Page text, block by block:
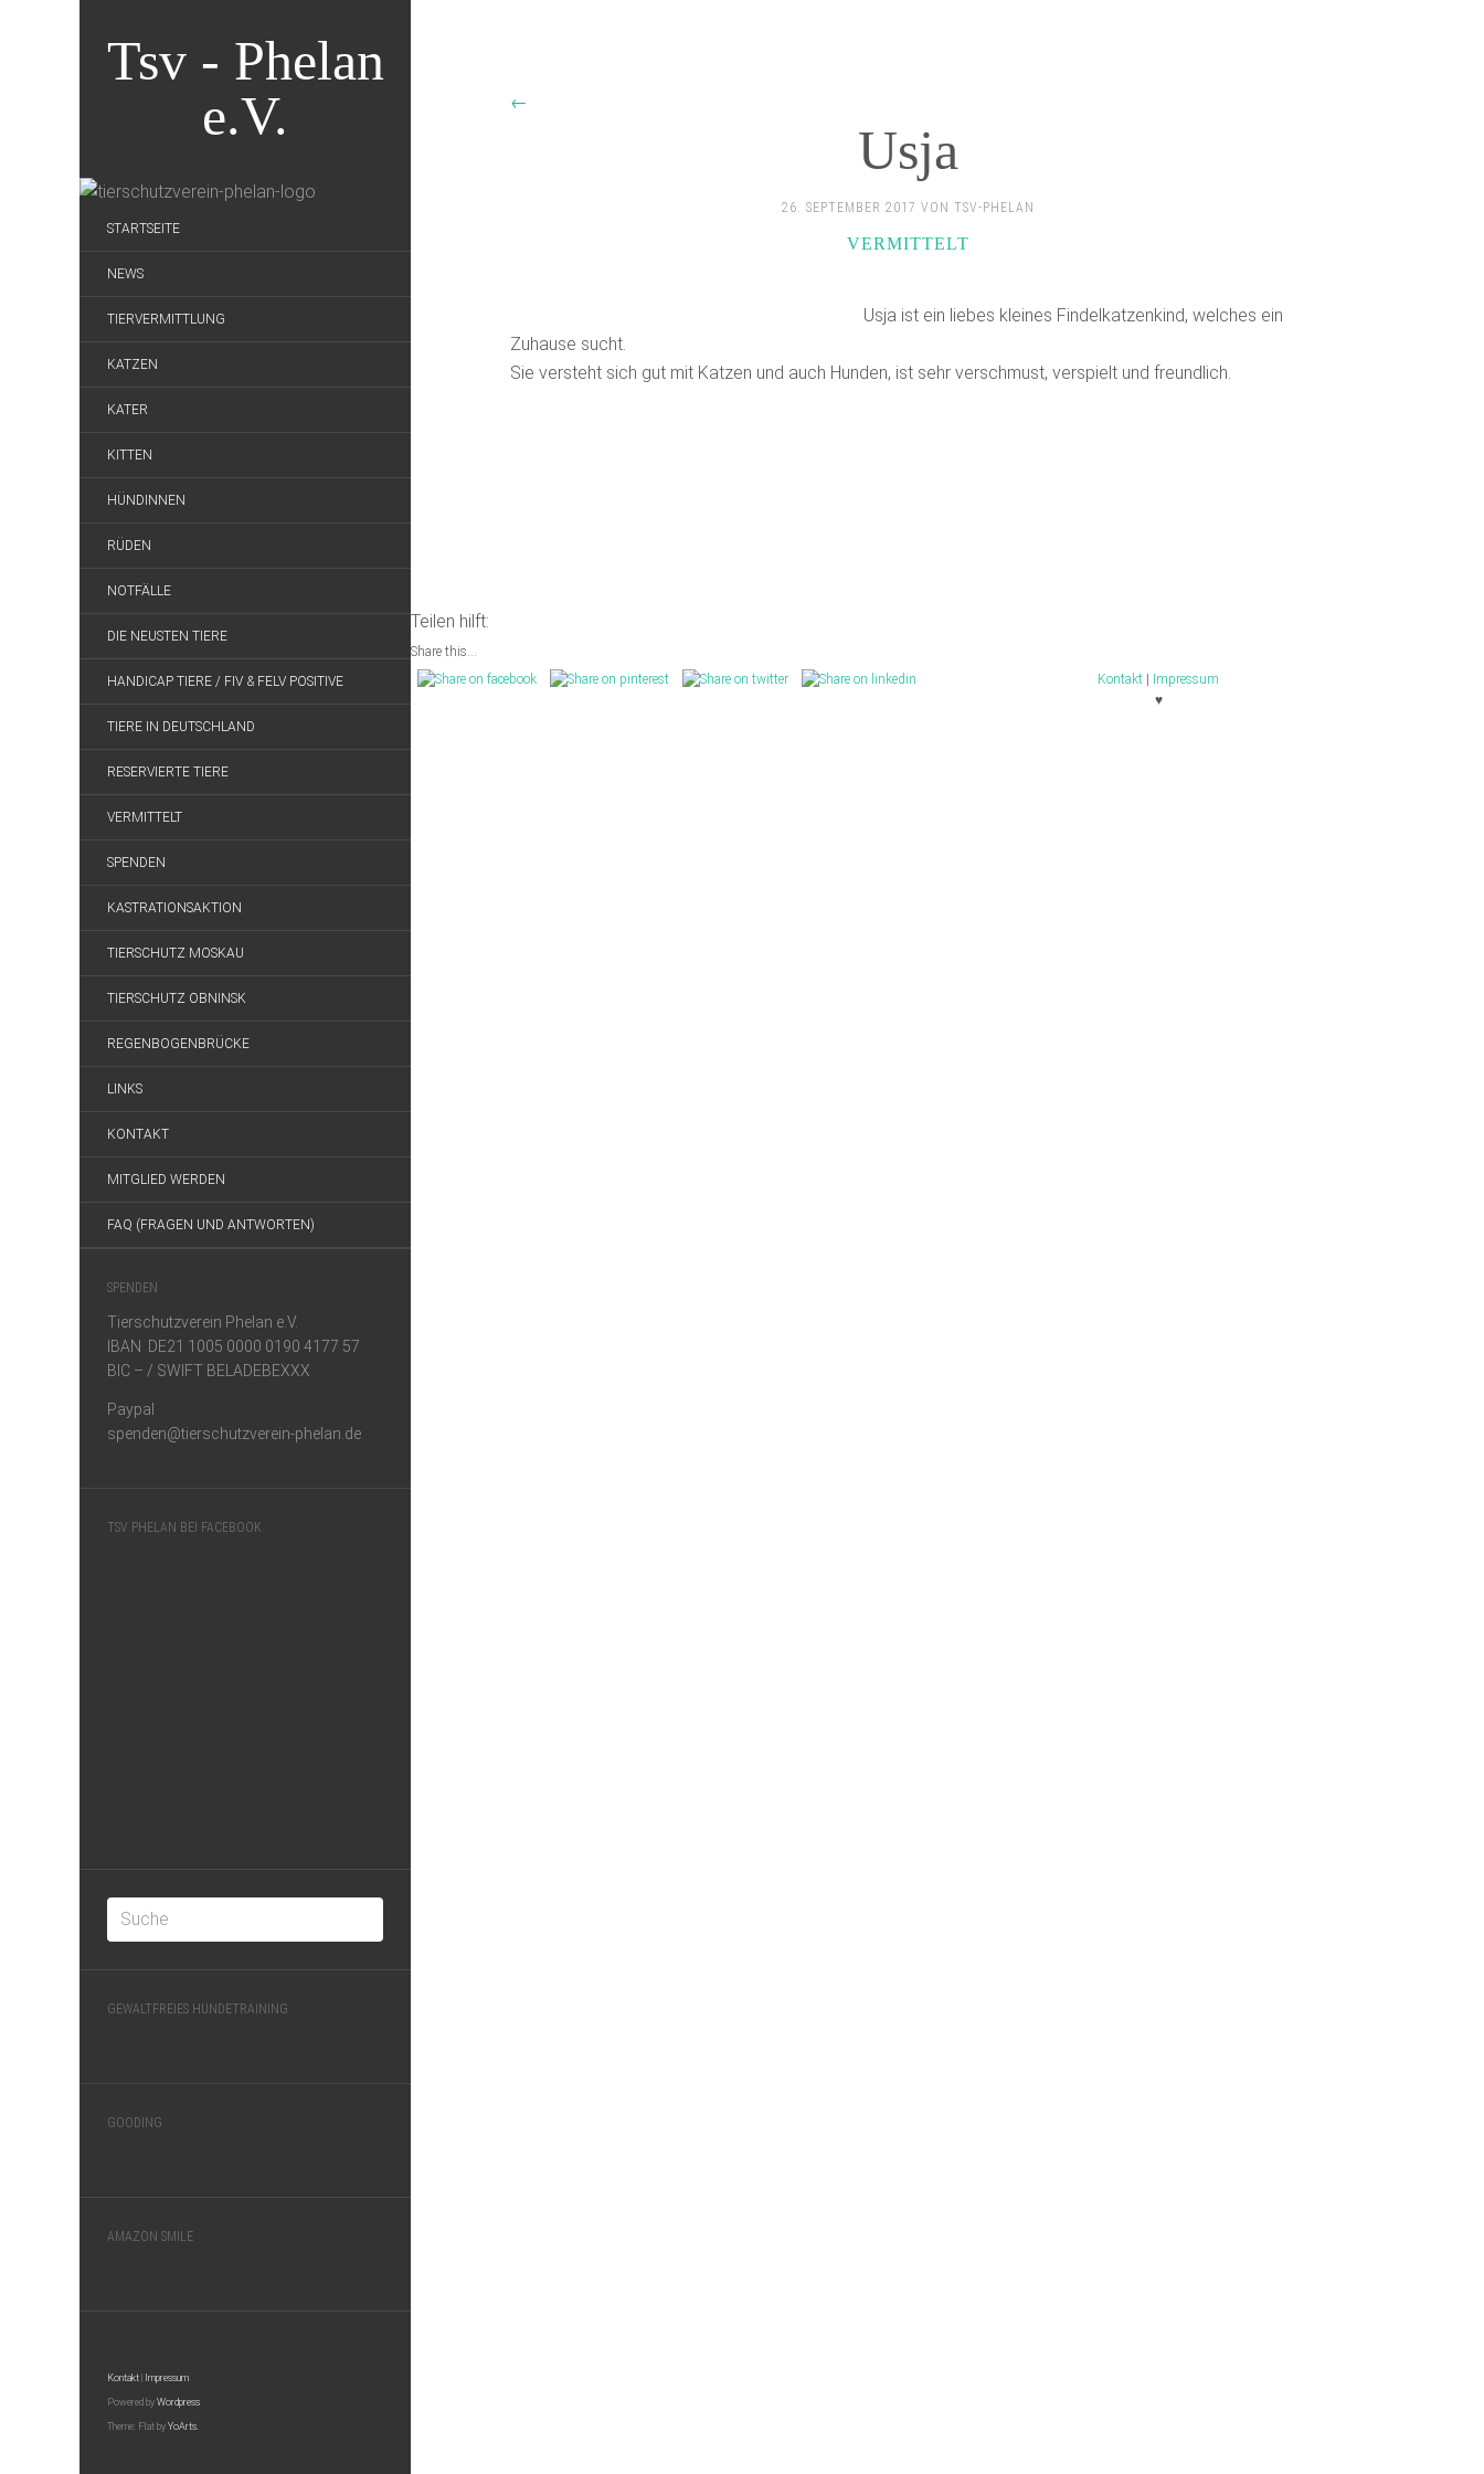
Tsv - Phelan
e.V.
STARTSEITE
NEWS
TIERVERMITTLUNG
KATZEN
KATER
KITTEN
HÜNDINNEN
RÜDEN
NOTFÄLLE
DIE NEUSTEN TIERE
HANDICAP TIERE / FIV & FELV POSITIVE
TIERE IN DEUTSCHLAND
RESERVIERTE TIERE
VERMITTELT
SPENDEN
KASTRATIONSAKTION
TIERSCHUTZ MOSKAU
TIERSCHUTZ OBNINSK
REGENBOGENBRÜCKE
LINKS
KONTAKT
MITGLIED WERDEN
FAQ (FRAGEN UND ANTWORTEN)
SPENDEN
Tierschutzverein Phelan e.V.
IBAN DE21 1005 0000 0190 4177 57
BIC – / SWIFT BELADEBEXXX
Paypal
spenden@tierschutzverein-phelan.de
TSV PHELAN BEI FACEBOOK
GEWALTFREIES HUNDETRAINING
GOODING
AMAZON SMILE
Kontakt Impressum
Powered by Wordpress
Theme: Flat by YoArts.
←
Usja
26. SEPTEMBER 2017 VON TSV-PHELAN
VERMITTELT
Usja ist ein liebes kleines Findelkatzenkind, welches ein
Zuhause sucht.
Sie versteht sich gut mit Katzen und auch Hunden, ist sehr verschmust, verspielt und freundlich.
Teilen hilft:
Share this...
Kontakt
Impressum
♥